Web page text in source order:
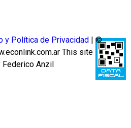
y Política de Privacidad
| ©
This site
Anzil